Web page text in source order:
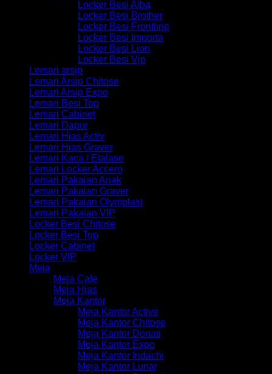
Locker Besi Alba
Locker Besi Brother
Locker Besi Frontline
Locker Besi Importa
Locker Besi Lion
Locker Besi Vip
Lemari arsip
Lemari Arsip Chitose
Lemari Arsip Expo
Lemari Besi Top
Lemari Cabinet
Lemari Dapur
Lemari Hias Activ
Lemari Hias Graver
Lemari Kaca / Etalase
Lemari Locker Accero
Lemari Pakaian Anak
Lemari Pakaian Graver
Lemari Pakaian Olymplast
Lemari Pakaian VIP
Locker Besi Chitose
Locker Besi Top
Locker Cabinet
Locker VIP
Meja
Meja Cafe
Meja Hias
Meja Kantor
Meja Kantor Active
Meja Kantor Chitose
Meja Kantor Donati
Meja Kantor Expo
Meja Kantor Indachi
Meja Kantor Lunar